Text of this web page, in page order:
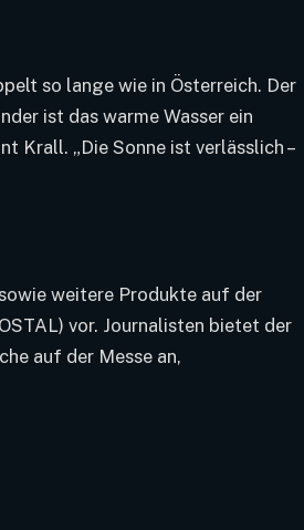
so lange wie in Österreich. Der
ist das warme Wasser ein
Krall. „Die Sonne ist verlässlich –
weitere Produkte auf der
vor. Journalisten bietet der
auf der Messe an,